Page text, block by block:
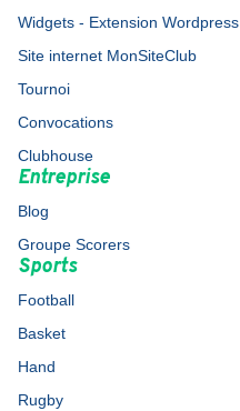
Widgets - Extension Wordpress
Site internet MonSiteClub
Tournoi
Convocations
Clubhouse
Entreprise
Blog
Groupe Scorers
Sports
Football
Basket
Hand
Rugby